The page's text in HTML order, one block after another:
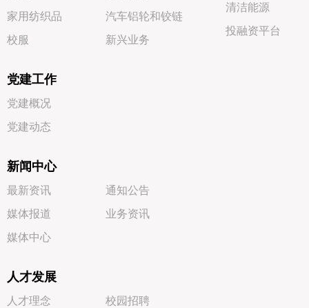
家用纺织品
校服
汽车铝轮和铰链
新兴业务
清洁能源
投融资平台
党建工作
党建概况
党建动态
新闻中心
最新资讯
媒体报道
媒体中心
通知公告
业务资讯
人才发展
人才理念
校园招聘